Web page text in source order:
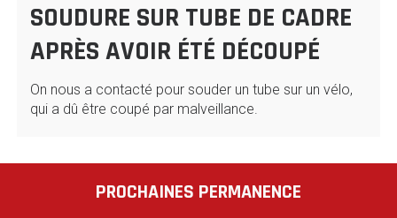
SOUDURE SUR TUBE DE CADRE
APRÈS AVOIR ÉTÉ DÉCOUPÉ
On nous a contacté pour souder un tube sur un vélo,
qui a dû être coupé par malveillance.
PROCHAINES PERMANENCE